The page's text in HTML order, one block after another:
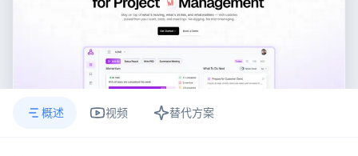
概述 视频 替代方案